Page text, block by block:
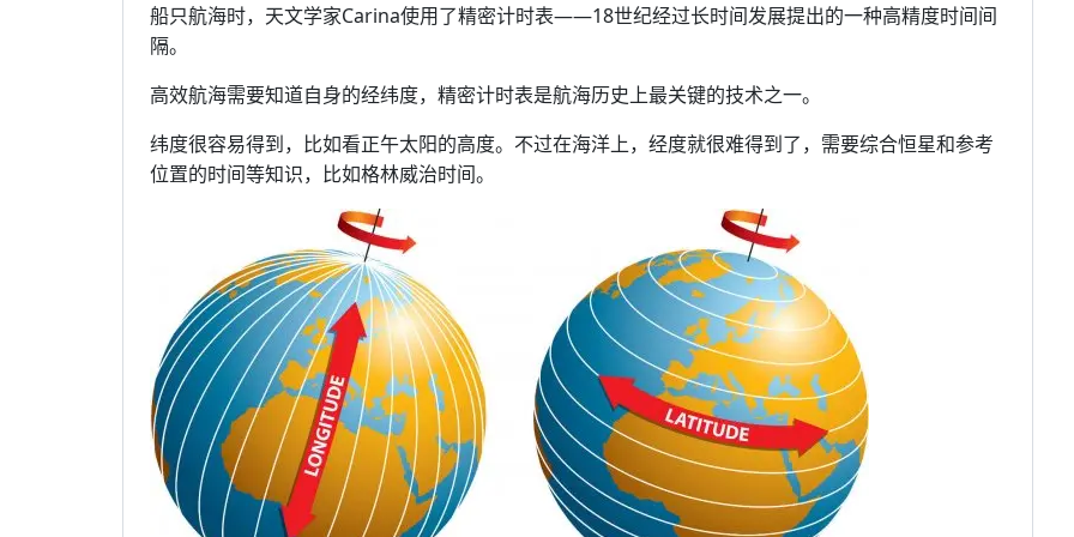
船只航海时，天文学家Carina使用了精密计时表——18世纪经过长时间发展提出的一种高精度时间间
隔。
高效航海需要知道自身的经纬度，精密计时表是航海历史上最关键的技术之一。
纬度很容易得到，比如看正午太阳的高度。不过在海洋上，经度就很难得到了，需要综合恒星和参考
位置的时间等知识，比如格林威治时间。